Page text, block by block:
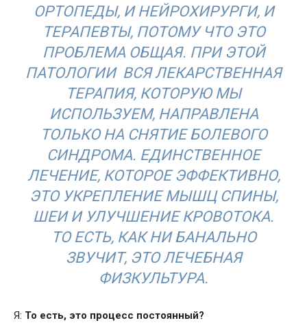
ОРТОПЕДЫ, И НЕЙРОХИРУРГИ, И
ТЕРАПЕВТЫ, ПОТОМУ ЧТО ЭТО
ПРОБЛЕМА ОБЩАЯ. ПРИ ЭТОЙ
ПАТОЛОГИИ ВСЯ ЛЕКАРСТВЕННАЯ
ТЕРАПИЯ, КОТОРУЮ МЫ
ИСПОЛЬЗУЕМ, НАПРАВЛЕНА
ТОЛЬКО НА СНЯТИЕ БОЛЕВОГО
СИНДРОМА. ЕДИНСТВЕННОЕ
ЛЕЧЕНИЕ, КОТОРОЕ ЭФФЕКТИВНО,
ЭТО УКРЕПЛЕНИЕ МЫШЦ СПИНЫ,
ШЕИ И УЛУЧШЕНИЕ КРОВОТОКА.
ТО ЕСТЬ, КАК НИ БАНАЛЬНО
ЗВУЧИТ, ЭТО ЛЕЧЕБНАЯ
ФИЗКУЛЬТУРА.
Я: То есть, это процесс постоянный?